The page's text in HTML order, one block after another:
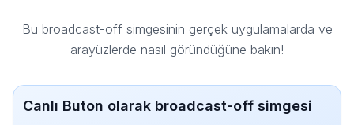
Bu broadcast-off simgesinin gerçek uygulamalarda ve
arayüzlerde nasıl göründüğüne bakın!
Canlı Buton olarak broadcast-off simgesi